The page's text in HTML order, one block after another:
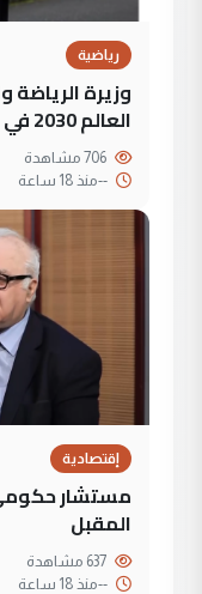
رياضية
وزيرة
العالم 2030 في إسبانيا
--منذ 18 ساعة
إقتصادية
مستشار
المقبل
--منذ 18 ساعة